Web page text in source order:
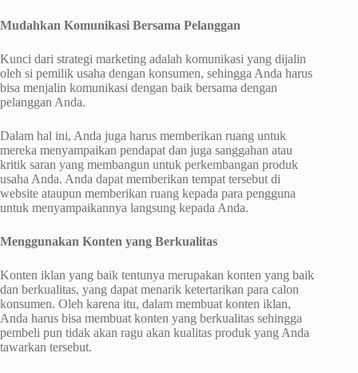
Mudahkan Komunikasi Bersama Pelanggan
Kunci dari strategi marketing adalah komunikasi yang dijalin
oleh si pemilik usaha dengan konsumen, sehingga Anda harus
bisa menjalin komunikasi dengan baik bersama dengan
pelanggan Anda.
Dalam hal ini, Anda juga harus memberikan ruang untuk
mereka menyampaikan pendapat dan juga sanggahan atau
kritik saran yang membangun untuk perkembangan produk
usaha Anda. Anda dapat memberikan tempat tersebut di
website ataupun memberikan ruang kepada para pengguna
untuk menyampaikannya langsung kepada Anda.
Menggunakan Konten yang Berkualitas
Konten iklan yang baik tentunya merupakan konten yang baik
dan berkualitas, yang dapat menarik ketertarikan para calon
konsumen. Oleh karena itu, dalam membuat konten iklan,
Anda harus bisa membuat konten yang berkualitas sehingga
pembeli pun tidak akan ragu akan kualitas produk yang Anda
tawarkan tersebut.